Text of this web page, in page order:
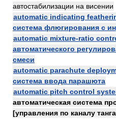
автостабилизации на висении
automatic indicating
система флюгирования с
automatic mixture-ratio
автоматического
смеси
automatic parachute
система ввода парашюта
automatic pitch control
автоматическая система
[управления по каналу